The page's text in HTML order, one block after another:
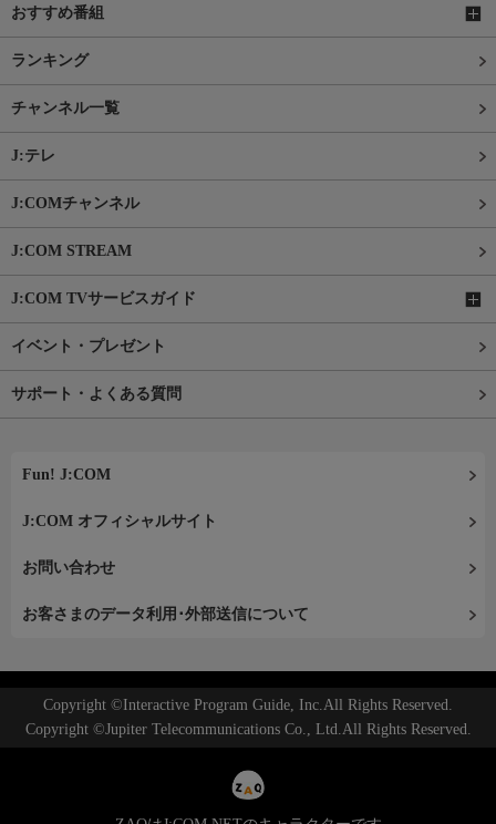
おすすめ番組
ランキング
チャンネル一覧
J:テレ
J:COMチャンネル
J:COM STREAM
J:COM TVサービスガイド
イベント・プレゼント
サポート・よくある質問
Fun! J:COM
J:COM オフィシャルサイト
お問い合わせ
お客さまのデータ利用･外部送信について
Copyright ©Interactive Program Guide, Inc.All Rights Reserved.
Copyright ©Jupiter Telecommunications Co., Ltd.All Rights Reserved.